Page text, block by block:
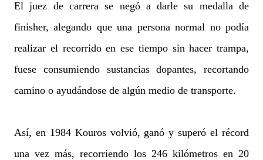
El juez de carrera se negó a darle su medalla de
finisher, alegando que una persona normal no podía
realizar el recorrido en ese tiempo sin hacer trampa,
fuese consumiendo sustancias dopantes, recortando
camino o ayudándose de algún medio de transporte.
Así, en 1984 Kouros volvió, ganó y superó el récord
una vez más, recorriendo los 246 kilómetros en 20